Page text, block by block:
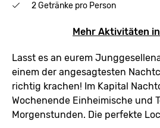
2 Getränke pro Person
Mehr Aktivitäten
Lasst es an eurem
einem der angesagtesten
richtig krachen! Im Kapital
Wochenende Einheimische und
Morgenstunden. Die perfekte